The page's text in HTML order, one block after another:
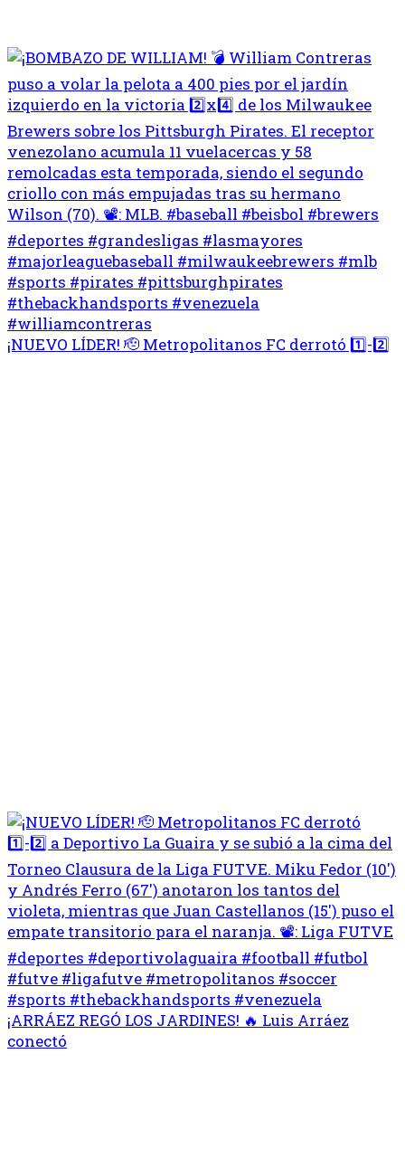
¡NUEVO LÍDER! 🫡 Metropolitanos FC derrotó 1️⃣-2️⃣
¡ARRÁEZ REGÓ LOS JARDINES! 🔥 Luis Arráez
conectó